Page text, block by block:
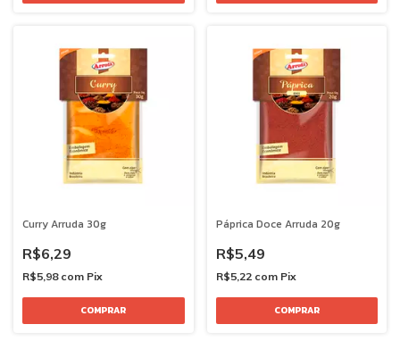
Curry Arruda 30g
R$6,29
R$5,98 com Pix
Páprica Doce Arruda 20g
R$5,49
R$5,22 com Pix